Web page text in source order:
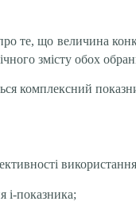
те, що величина
змісту обох
комплексний
і-показника;